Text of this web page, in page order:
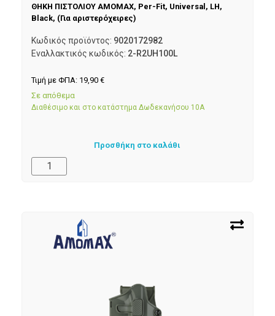
ΘΗΚΗ ΠΙΣΤΟΛΙΟΥ AMOMAX, Per-Fit, Universal, LH,
Black, (Για αριστερόχειρες)
Κωδικός προϊόντος: 9020172982
Εναλλακτικός κωδικός: 2-R2UH100L
Τιμή με ΦΠΑ: 19,90 €
Σε απόθεμα
Διαθέσιμο και στο κατάστημα Δωδεκανήσου 10Α
Προσθήκη στο καλάθι